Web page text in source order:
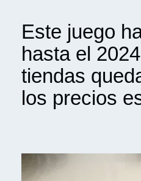
Este juego
hasta el
tiendas
los precios